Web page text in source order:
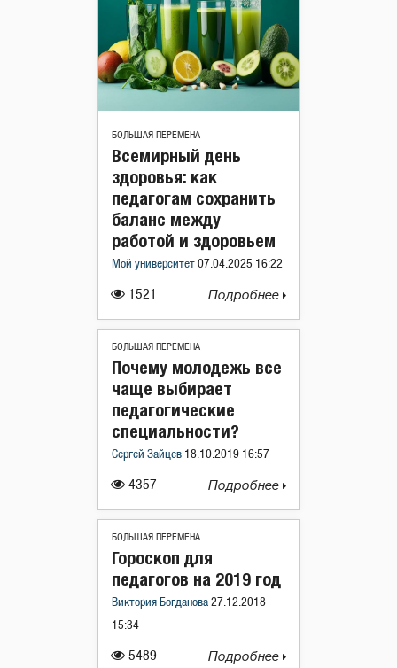
БОЛЬШАЯ ПЕРЕМЕНА
1521
Всемирный день
здоровья: как
педагогам сохранить
баланс между
работой и здоровьем
Мой университет 07.04.2025 16:22
Подробнее
БОЛЬШАЯ ПЕРЕМЕНА
4357
Почему молодежь все
чаще выбирает
педагогические
специальности?
Сергей Зайцев 18.10.2019 16:57
Подробнее
БОЛЬШАЯ ПЕРЕМЕНА
5489
Гороскоп для
педагогов на 2019 год
Виктория Богданова 27.12.2018
15:34
Подробнее